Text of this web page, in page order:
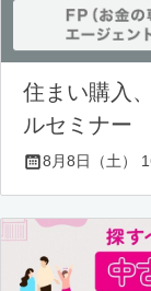
住まい購入
ルセミナー
8月8日（土）